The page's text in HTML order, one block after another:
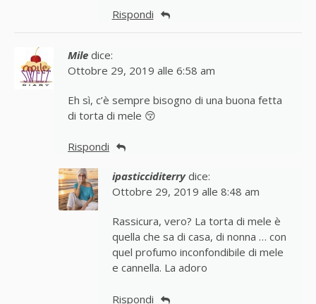
Rispondi
Mile dice:
Ottobre 29, 2019 alle 6:58 am
Eh sì, c’è sempre bisogno di una buona fetta
di torta di mele 😚
Rispondi
ipasticciditerry dice:
Ottobre 29, 2019 alle 8:48 am
Rassicura, vero? La torta di mele è
quella che sa di casa, di nonna … con
quel profumo inconfondibile di mele
e cannella. La adoro
Rispondi